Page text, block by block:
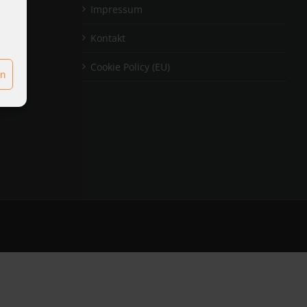
Impressum
Kontakt
Cookie Policy (EU)